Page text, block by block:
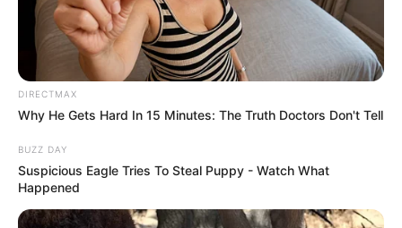
sobremacramê.
Nele você encontrará informações sobre o
material utilizado, os principais pontos, fotos de
peças que podem ser feitas a partir dessa arte e
Confira!
DIRECTMAX
Why He Gets Hard In 15 Minutes: The Truth Doctors Don't Tell
BUZZ DAY
Suspicious Eagle Tries To Steal Puppy - Watch What
Happened